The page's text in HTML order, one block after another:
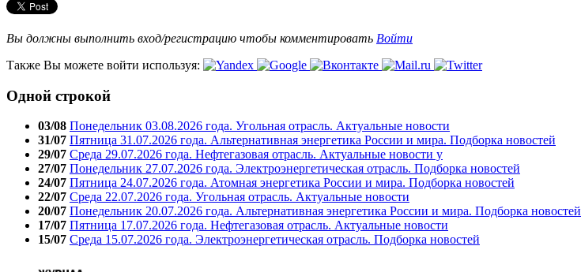
Вы должны выполнить вход/регистрацию чтобы комментировать Войти
Также Вы можете войти используя:
Одной строкой
03/08 Понедельник 03.08.2026 года. Угольная отрасль. Актуальные новости
31/07 Пятница 31.07.2026 года. Альтернативная энергетика России и мира. Подборка новостей
29/07 Среда 29.07.2026 года. Нефтегазовая отрасль. Актуальные новости у
27/07 Понедельник 27.07.2026 года. Электроэнергетическая отрасль. Подборка новостей
24/07 Пятница 24.07.2026 года. Атомная энергетика России и мира. Подборка новостей
22/07 Среда 22.07.2026 года. Угольная отрасль. Актуальные новости
20/07 Понедельник 20.07.2026 года. Альтернативная энергетика России и мира. Подборка новостей
17/07 Пятница 17.07.2026 года. Нефтегазовая отрасль. Актуальные новости
15/07 Среда 15.07.2026 года. Электроэнергетическая отрасль. Подборка новостей